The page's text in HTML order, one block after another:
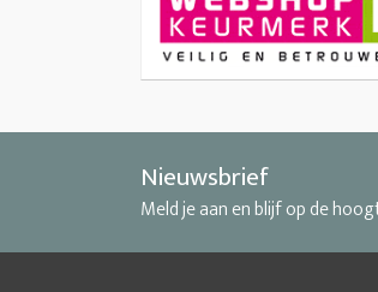
Nieuwsbrief
Meld je aan en blijf op de